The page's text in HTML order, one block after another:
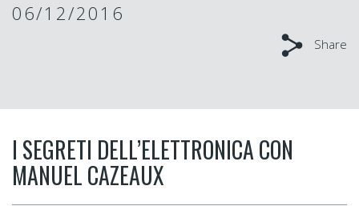
06/12/2016
Share
I SEGRETI DELL’ELETTRONICA CON
MANUEL CAZEAUX